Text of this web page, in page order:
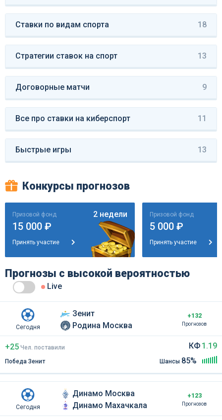
Ставки по видам спорта 18
Стратегии ставок на спорт 13
Договорные матчи 9
Все про ставки на киберспорт 11
Быстрые игры 13
Конкурсы прогнозов
Призовой фонд 2 недели
15 000 ₽
Принять участие
Призовой фонд
5 000 ₽
Принять участие
Прогнозы с высокой вероятностью
Live
Сегодня
Зенит
Родина Москва
+132
Прогнозов
+25 Чел поставили
Победа Зенит
КФ 1.19
Шансы 85%
Сегодня
Динамо Москва
Динамо Махачкала
+123
Прогнозов